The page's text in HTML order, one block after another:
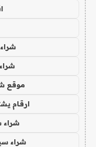
موقع
ارقام
شراء